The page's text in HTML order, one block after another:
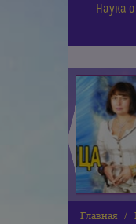
Наука
◄
Главная